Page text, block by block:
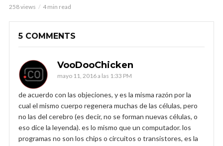
258 views 4 min read
5 COMMENTS
VooDooChicken
mayo 11, 2016 a las 1:33 PM
de acuerdo con las objeciones, y es la misma razón por la
cual el mismo cuerpo regenera muchas de las células, pero
no las del cerebro (es decir, no se forman nuevas células, o
eso dice la leyenda). es lo mismo que un computador. los
programas no son los chips o circuitos o transistores, es la